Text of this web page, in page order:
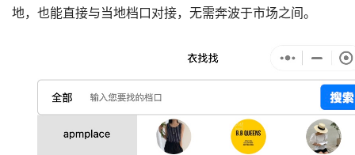
地，也能直接与当地档口对接，无需奔波于市场之间。